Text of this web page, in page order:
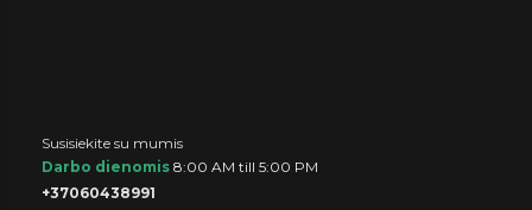
Susisiekite su mumis
Darbo dienomis 8:00 AM till 5:00 PM
+37060438991